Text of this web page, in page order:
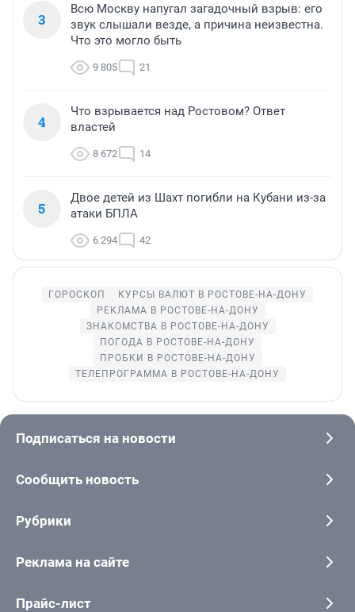
3
Всю Москву напугал загадочный взрыв: его
звук слышали везде, а причина неизвестна.
Что это могло быть
9 805 21
4
Что взрывается над Ростовом? Ответ
властей
8 672 14
5
Двое детей из Шахт погибли на Кубани из-за
атаки БПЛА
6 294 42
ГОРОСКОП
КУРСЫ ВАЛЮТ В РОСТОВЕ-НА-ДОНУ
РЕКЛАМА В РОСТОВЕ-НА-ДОНУ
ЗНАКОМСТВА В РОСТОВЕ-НА-ДОНУ
ПОГОДА В РОСТОВЕ-НА-ДОНУ
ПРОБКИ В РОСТОВЕ-НА-ДОНУ
ТЕЛЕПРОГРАММА В РОСТОВЕ-НА-ДОНУ
Подписаться на новости
Сообщить новость
Рубрики
Реклама на сайте
Прайс-лист